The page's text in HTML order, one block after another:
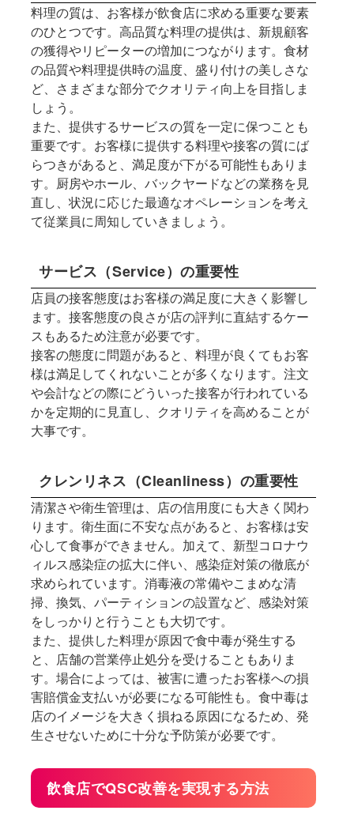
料理の質は、お客様が飲食店に求める重要な要素
のひとつです。高品質な料理の提供は、新規顧客
の獲得やリピーターの増加につながります。食材
の品質や料理提供時の温度、盛り付けの美しさな
ど、さまざまな部分でクオリティ向上を目指しま
しょう。
また、提供するサービスの質を一定に保つことも
重要です。お客様に提供する料理や接客の質にば
らつきがあると、満足度が下がる可能性もありま
す。厨房やホール、バックヤードなどの業務を見
直し、状況に応じた最適なオペレーションを考え
て従業員に周知していきましょう。
サービス（Service）の重要性
店員の接客態度はお客様の満足度に大きく影響し
ます。接客態度の良さが店の評判に直結するケー
スもあるため注意が必要です。
接客の態度に問題があると、料理が良くてもお客
様は満足してくれないことが多くなります。注文
や会計などの際にどういった接客が行われている
かを定期的に見直し、クオリティを高めることが
大事です。
クレンリネス（Cleanliness）の重要性
清潔さや衛生管理は、店の信用度にも大きく関わ
ります。衛生面に不安な点があると、お客様は安
心して食事ができません。加えて、新型コロナウ
ィルス感染症の拡大に伴い、感染症対策の徹底が
求められています。消毒液の常備やこまめな清
掃、換気、パーティションの設置など、感染対策
をしっかりと行うことも大切です。
また、提供した料理が原因で食中毒が発生する
と、店舗の営業停止処分を受けることもありま
す。場合によっては、被害に遭ったお客様への損
害賠償金支払いが必要になる可能性も。食中毒は
店のイメージを大きく損ねる原因になるため、発
生させないために十分な予防策が必要です。
飲食店でQSC改善を実現する方法